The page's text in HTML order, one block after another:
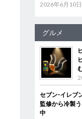
2026年6月10日
グルメ
セブン‐イレブ
監修から冷製
中